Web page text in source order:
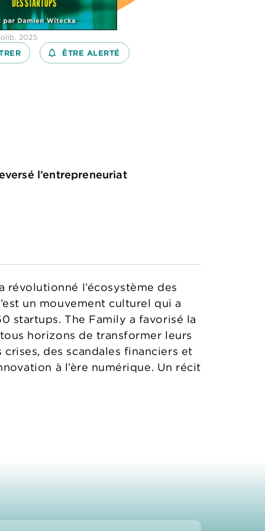
2025
notifications_none_outlined
ÊTRE ALERTÉ
l’entrepreneuriat
révolutionné l’écosystème des
un mouvement culturel qui a
startups. The Family a favorisé la
horizons de transformer leurs
des scandales financiers et
à l’ère numérique. Un récit